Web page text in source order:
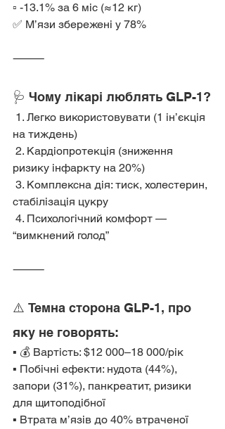
▫️ -13.1% за 6 міс (≈12 кг)
✅ М’язи збережені у 78%
⸻
🩺 Чому лікарі люблять GLP-1?
на тиждень)
ризику інфаркту на 20%)
стабілізація цукру
“вимкнений голод”
⸻
⚠️ Темна сторона GLP-1, про
яку не говорять:
▪️ 💰 Вартість: $12 000–18 000/рік
▪️ Побічні ефекти: нудота (44%),
запори (31%), панкреатит, ризики
для щитоподібної
▪️ Втрата м’язів до 40% втраченої